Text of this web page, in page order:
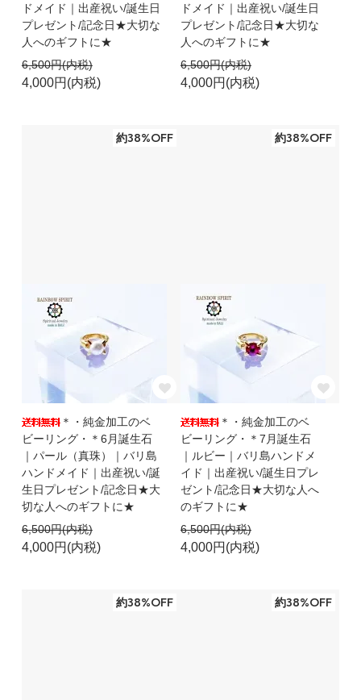
ドメイド｜出産祝い/誕生日
プレゼント/記念日★大切な
人へのギフトに★
6,500円(内税)
4,000円(内税)
ドメイド｜出産祝い/誕生日
プレゼント/記念日★大切な
人へのギフトに★
6,500円(内税)
4,000円(内税)
約38%OFF
＊・純金加工のベ
ビーリング・＊6月誕生石
｜パール（真珠）｜バリ島
ハンドメイド｜出産祝い/誕
生日プレゼント/記念日★大
切な人へのギフトに★
6,500円(内税)
4,000円(内税)
約38%OFF
＊・純金加工のベ
ビーリング・＊7月誕生石
｜ルビー｜バリ島ハンドメ
イド｜出産祝い/誕生日プレ
ゼント/記念日★大切な人へ
のギフトに★
6,500円(内税)
4,000円(内税)
約38%OFF 約38%OFF